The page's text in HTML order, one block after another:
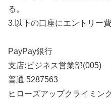
る。
3.以下の口座にエントリー
PayPay銀行
支店:ビジネス営業部(005)
普通 5287563
ヒローズアップクライミン